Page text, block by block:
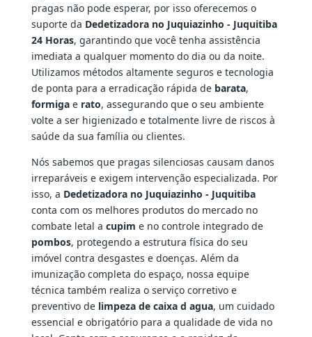
pragas não pode esperar, por isso oferecemos o
suporte da Dedetizadora no Juquiazinho - Juquitiba
24 Horas, garantindo que você tenha assistência
imediata a qualquer momento do dia ou da noite.
Utilizamos métodos altamente seguros e tecnologia
de ponta para a erradicação rápida de barata,
formigae rato, assegurando que o seu ambiente
volte a ser higienizado e totalmente livre de riscos à
saúde da sua família ou clientes.
Nós sabemos que pragas silenciosas causam danos
irreparáveis e exigem intervenção especializada. Por
isso, a Dedetizadora no Juquiazinho - Juquitiba
conta com os melhores produtos do mercado no
combate letal a cupim e no controle integrado de
pombos, protegendo a estrutura física do seu
imóvel contra desgastes e doenças. Além da
imunização completa do espaço, nossa equipe
técnica também realiza o serviço corretivo e
preventivo de limpeza de caixa d agua, um cuidado
essencial e obrigatório para a qualidade de vida no